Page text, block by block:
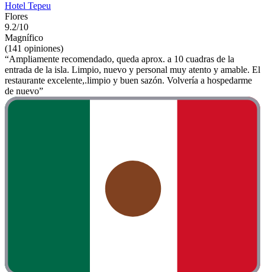
Hotel Tepeu
Flores
9.2/10
Magnífico
(141 opiniones)
“Ampliamente recomendado, queda aprox. a 10 cuadras de la
entrada de la isla. Limpio, nuevo y personal muy atento y amable. El
restaurante excelente,.limpio y buen sazón. Volvería a hospedarme
de nuevo”